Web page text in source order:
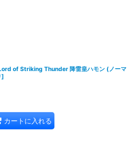
of Striking Thunder 降雷皇ハモン (ノーマ
]
カートに入れる